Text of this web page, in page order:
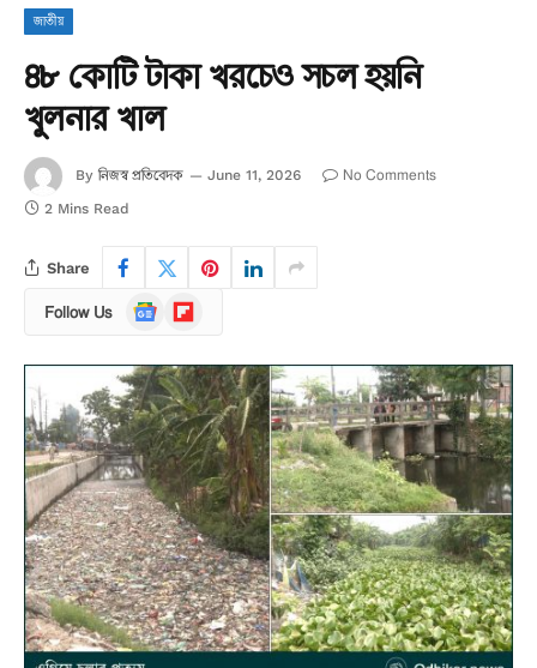
জাতীয়
৪৮ কোটি টাকা খরচেও সচল হয়নি
খুলনার খাল
By নিজস্ব প্রতিবেদক June 11, 2026 No Comments
2 Mins Read
Share
Follow Us
Google
News
Flipboard